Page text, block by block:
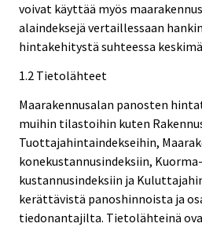
voivat käyttää myös
alaindeksejä vertaillessaan
hintakehitystä suhteessa
1.2 Tietolähteet
Maarakennusalan panosten
muihin tilastoihin kuten
Tuottajahintaindekseihin,
konekustannusindeksiin,
kustannusindeksiin ja
kerättävistä panoshinnoista ja
tiedonantajilta. Tietolähteinä